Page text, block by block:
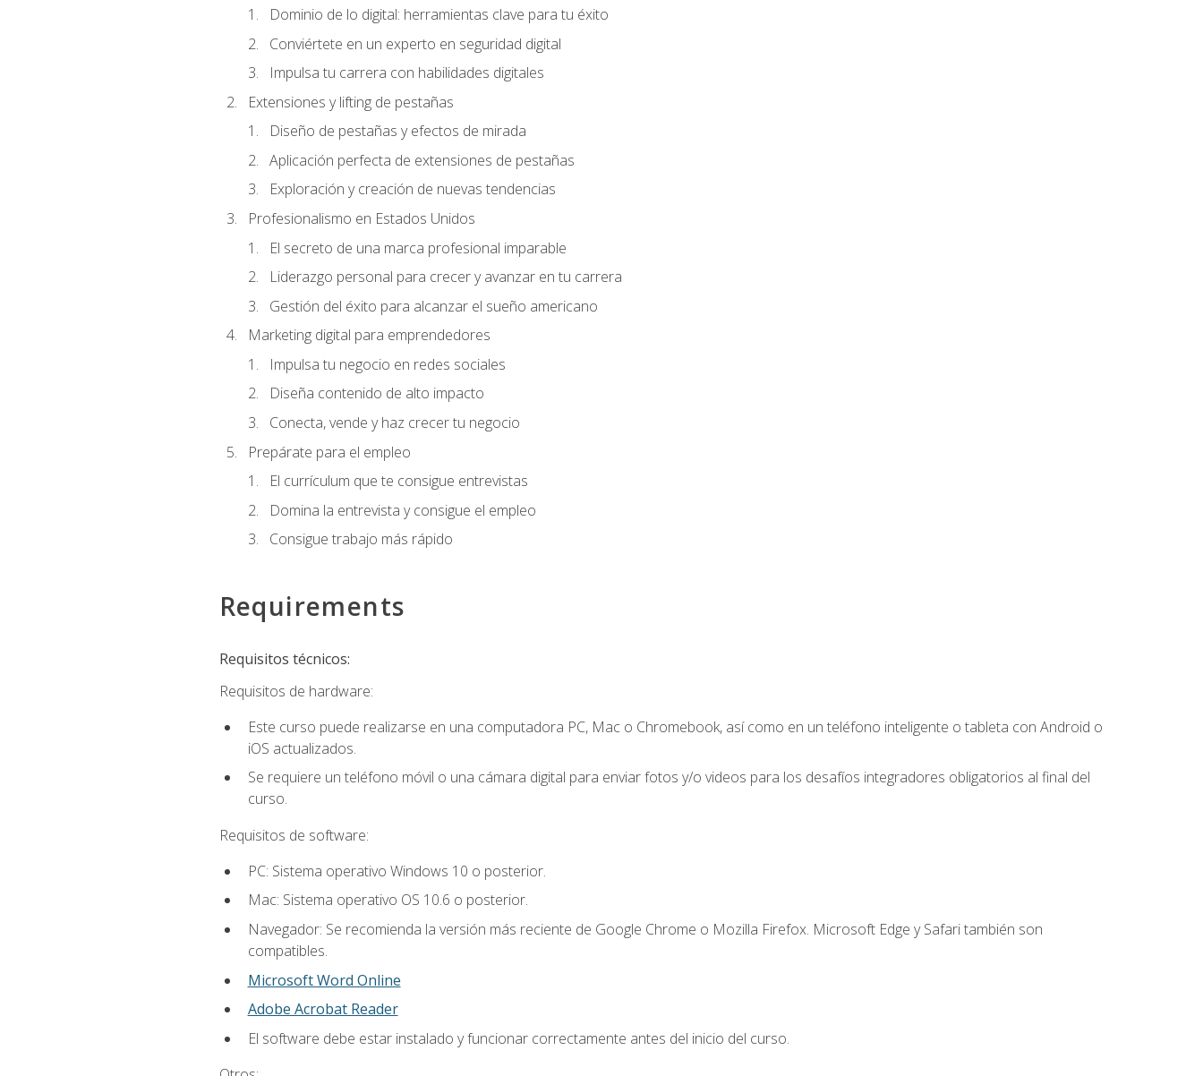
Dominio de lo digital: herramientas clave para tu éxito
Conviértete en un experto en seguridad digital
Impulsa tu carrera con habilidades digitales
Extensiones y lifting de pestañas
Diseño de pestañas y efectos de mirada
Aplicación perfecta de extensiones de pestañas
Exploración y creación de nuevas tendencias
Profesionalismo en Estados Unidos
El secreto de una marca profesional imparable
Liderazgo personal para crecer y avanzar en tu carrera
Gestión del éxito para alcanzar el sueño americano
Marketing digital para emprendedores
Impulsa tu negocio en redes sociales
Diseña contenido de alto impacto
Conecta, vende y haz crecer tu negocio
Prepárate para el empleo
El currículum que te consigue entrevistas
Domina la entrevista y consigue el empleo
Consigue trabajo más rápido
Requirements
Requisitos técnicos:
Requisitos de hardware:
Este curso puede realizarse en una computadora PC, Mac o Chromebook, así como en un teléfono inteligente o tableta con Android o
iOS actualizados.
Se requiere un teléfono móvil o una cámara digital para enviar fotos y/o videos para los desafíos integradores obligatorios al final del
curso.
Requisitos de software:
PC: Sistema operativo Windows 10 o posterior.
Mac: Sistema operativo OS 10.6 o posterior.
Navegador: Se recomienda la versión más reciente de Google Chrome o Mozilla Firefox. Microsoft Edge y Safari también son
compatibles.
Microsoft Word Online
Adobe Acrobat Reader
El software debe estar instalado y funcionar correctamente antes del inicio del curso.